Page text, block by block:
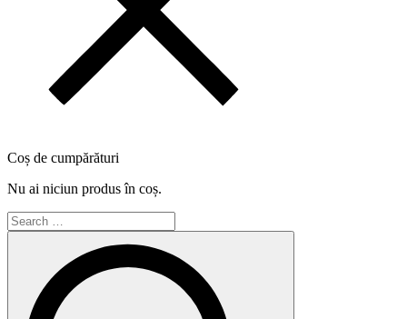
Coș de cumpărături
Nu ai niciun produs în coș.